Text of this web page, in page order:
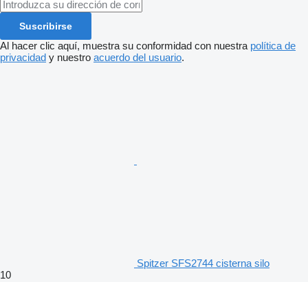
Suscribirse
Al hacer clic aquí, muestra su conformidad con nuestra política de
privacidad y nuestro acuerdo del usuario.
Spitzer SFS2744 cisterna silo
10